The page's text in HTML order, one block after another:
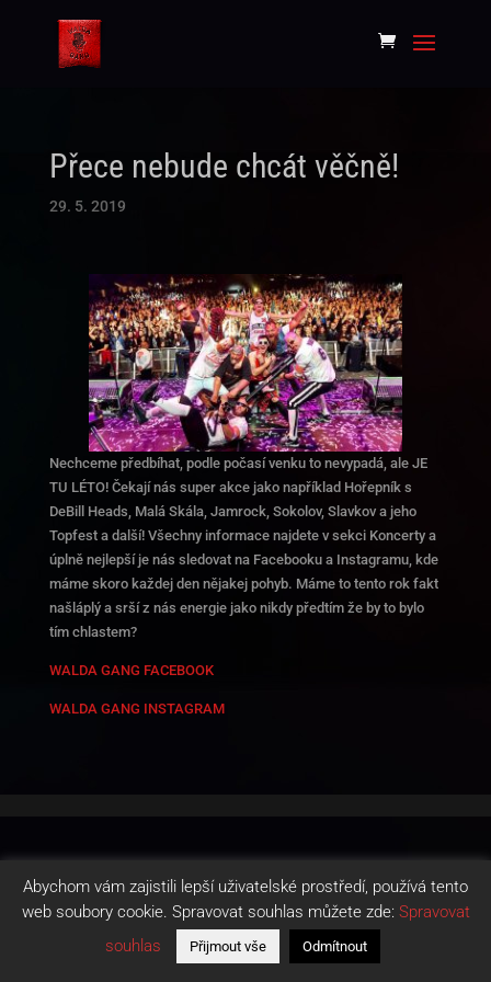
Přece nebude chcát věčně!
29. 5. 2019
Nechceme předbíhat, podle počasí venku to nevypadá, ale JE
TU LÉTO! Čekají nás super akce jako například Hořepník s
DeBill Heads, Malá Skála, Jamrock, Sokolov, Slavkov a jeho
Topfest a další! Všechny informace najdete v sekci Koncerty a
úplně nejlepší je nás sledovat na Facebooku a Instagramu, kde
máme skoro každej den nějakej pohyb. Máme to tento rok fakt
našláplý a srší z nás energie jako nikdy předtím že by to bylo
tím chlastem?
WALDA GANG FACEBOOK
WALDA GANG INSTAGRAM
Abychom vám zajistili lepší uživatelské prostředí, používá tento
web soubory cookie. Spravovat souhlas můžete zde: Spravovat
souhlas
Přijmout vše Odmítnout